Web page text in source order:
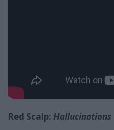
Red Scalp: Hallucinations